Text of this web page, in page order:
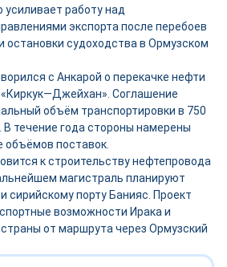
усиливает работу над
экспорта после перебоев
остановки судоходства в Ормузском
с Анкарой о перекачке нефти
Соглашение
объём транспортировки в 750
В течение года стороны намерены
объёмов поставок.
к строительству нефтепровода
магистраль планируют
сирийскому порту Банияс. Проект
возможности Ирака и
от маршрута через Ормузский